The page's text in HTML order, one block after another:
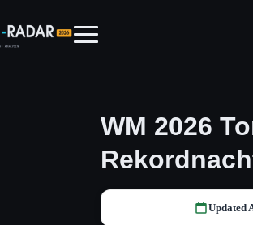
WM 2026
Updated